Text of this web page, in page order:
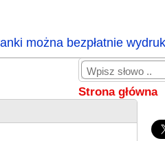
można bezpłatnie
Strona główna